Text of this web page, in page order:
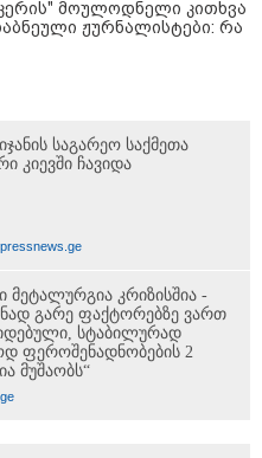
მოულოდნელი კითხვა
ჟურნალისტები: რა
საგარეო საქმეთა
კიევში ჩავიდა
მეტალურგია კრიზისშია -
გარე ფაქტორებზე ვართ
სტაბილურად
ფეროშენადნობების 2
მუშაობს“